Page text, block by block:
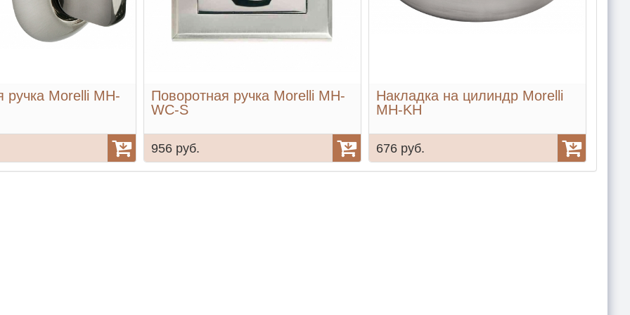
ручка Morelli MH-
Поворотная ручка Morelli MH-
WC-S
956 руб.
Накладка на цилиндр Morelli
MH-KH
676 руб.